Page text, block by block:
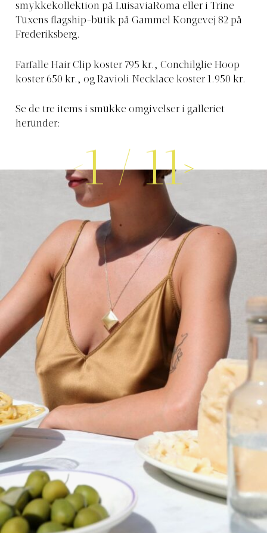
smykkekollektion på LuisaviaRoma eller i Trine
Tuxens flagship-butik på Gammel Kongevej 82 på
Frederiksberg.
Farfalle Hair Clip koster 795 kr., Conchilglie Hoop
koster 650 kr., og Ravioli Necklace koster 1.950 kr.
Se de tre items i smukke omgivelser i galleriet
herunder:
1/11